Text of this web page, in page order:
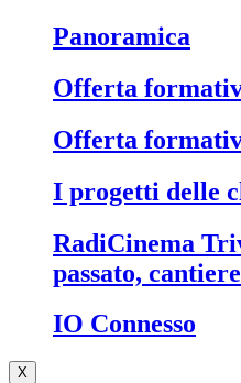
Panoramica
Offerta
Offerta
I progetti delle
RadiCinema
passato,
IO Connesso
X